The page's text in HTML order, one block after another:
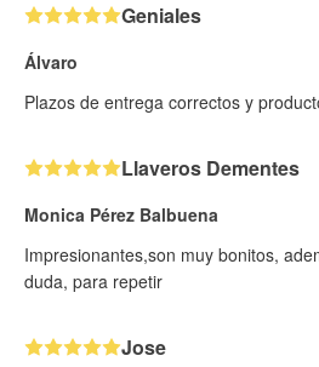
Geniales
Álvaro
Plazos de entrega correctos y
Llaveros Dementes
Monica Pérez Balbuena
Impresionantes,son muy bonitos,
duda, para repetir
Jose